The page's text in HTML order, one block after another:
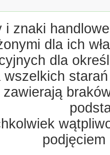
znaki
dla ich
dla
wszelkich